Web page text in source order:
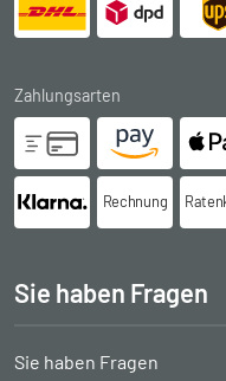
Zahlungsarten
Rechnung
Sie haben Fragen
Sie haben Fragen